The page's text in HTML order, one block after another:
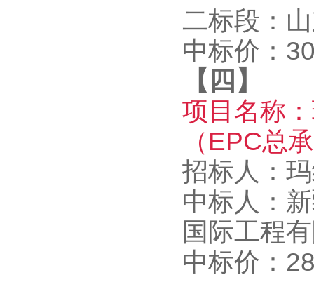
二标段：
中标价：
【四】
项目名称：
（EPC总
招标人：
中标人：
国际工程
中标价：